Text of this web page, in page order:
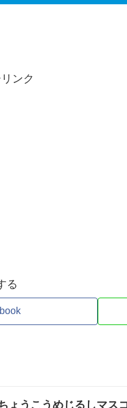
ンク
る
ょうこうめじるしマス